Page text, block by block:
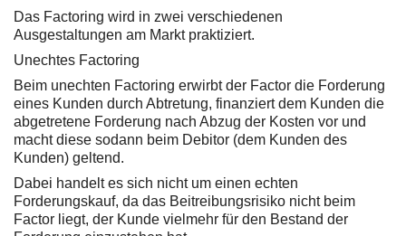
Das Factoring wird in zwei verschiedenen
Ausgestaltungen am Markt praktiziert.
Unechtes Factoring
Beim unechten Factoring erwirbt der Factor die Forderung
eines Kunden durch Abtretung, finanziert dem Kunden die
abgetretene Forderung nach Abzug der Kosten vor und
macht diese sodann beim Debitor (dem Kunden des
Kunden) geltend.
Dabei handelt es sich nicht um einen echten
Forderungskauf, da das Beitreibungsrisiko nicht beim
Factor liegt, der Kunde vielmehr für den Bestand der